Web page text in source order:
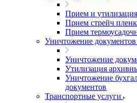
Прием и
Прием стрейч
Прием
Уничтожение документов
Уничтожение
Утилизация
Уничтожение
документов
Транспортные услуги